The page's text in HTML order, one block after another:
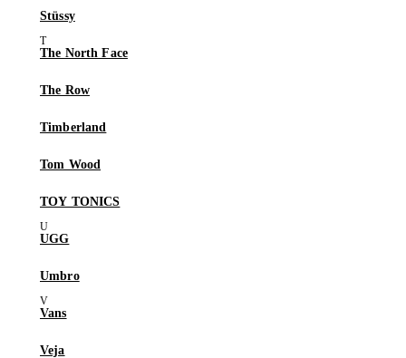
Stüssy
The North Face
The Row
Timberland
Tom Wood
TOY TONICS
UGG
Umbro
Vans
Veja